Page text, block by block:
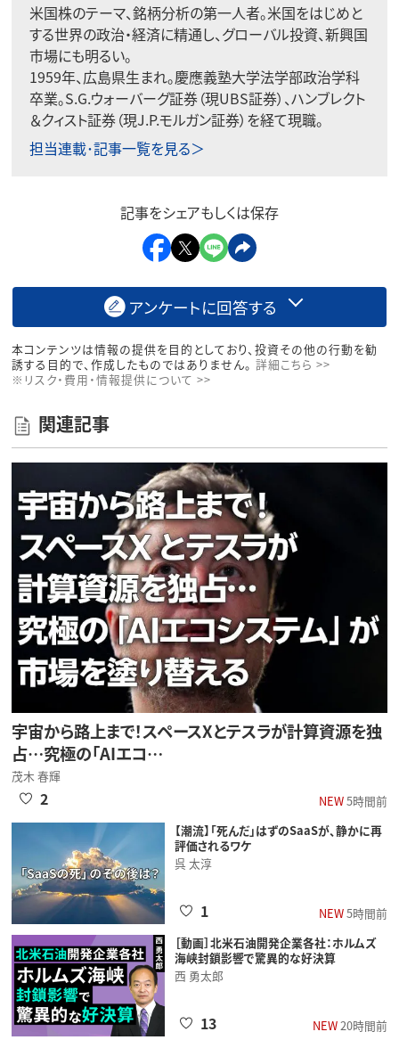
米国株のテーマ、銘柄分析の第一人者。米国をはじめと
する世界の政治・経済に精通し、グローバル投資、新興国
市場にも明るい。
1959年、広島県生まれ。慶應義塾大学法学部政治学科
卒業。S.G.ウォーバーグ証券（現UBS証券）、ハンブレクト
＆クィスト証券（現J.P.モルガン証券）を経て現職。
担当連載･記事一覧を見る＞
記事をシェアもしくは保存
アンケートに回答する
本コンテンツは情報の提供を目的としており、投資その他の行動を勧
誘する目的で、作成したものではありません。 詳細こちら >>
※リスク・費用・情報提供について >>
関連記事
宇宙から路上まで！スペースXとテスラが計算資源を独
占…究極の「AIエコ…
茂木 春輝
NEW5時間前
2
【潮流】「死んだ」はずのSaaSが、静かに再
評価されるワケ
呉 太淳
NEW5時間前
1
［動画］北米石油開発企業各社：ホルムズ
海峡封鎖影響で驚異的な好決算
西 勇太郎
NEW20時間前
13